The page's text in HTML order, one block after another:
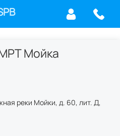
Мойка
реки Мойки, д. 60, лит. Д,